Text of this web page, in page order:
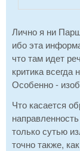
Лично я ни
ибо эта
что там идет
критика всегда
Особенно -
Что касается
только сутью
точно также,